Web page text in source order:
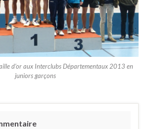
d’or aux Interclubs Départementaux 2013 en
juniors garçons